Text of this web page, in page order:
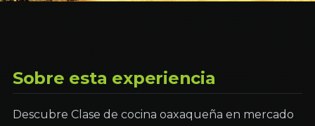
Sobre esta experiencia
Descubre Clase de cocina oaxaqueña en mercado